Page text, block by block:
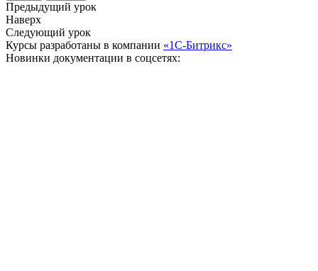
Предыдущий урок
Наверх
Следующий урок
Курсы разработаны в компании «1С-Битрикс»
Новинки документации в соцсетях: